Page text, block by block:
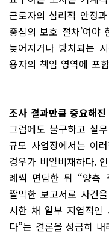
근로자의 심리적 안정
중심의 보호 절차’여야
늦어지거나 방치되는
용자의 책임 영역에 포
조사 결과만큼 중요해
그럼에도 불구하고 실
규모 사업장에서는 이
경우가 비일비재하다.
례씩 면담한 뒤 “양측
짤막한 보고서로 사건
시한 채 일부 지엽적인
다”는 결론을 성급히